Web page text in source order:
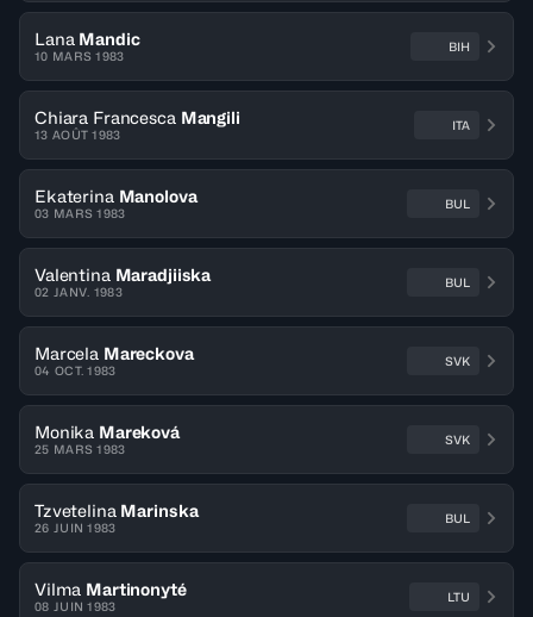
Lana Mandic
10 MARS 1983
BIH
Chiara Francesca Mangili
13 AOÛT 1983
ITA
Ekaterina Manolova
03 MARS 1983
BUL
Valentina Maradjiiska
02 JANV. 1983
BUL
Marcela Mareckova
04 OCT. 1983
SVK
Monika Mareková
25 MARS 1983
SVK
Tzvetelina Marinska
26 JUIN 1983
BUL
Vilma Martinonyté
08 JUIN 1983
LTU